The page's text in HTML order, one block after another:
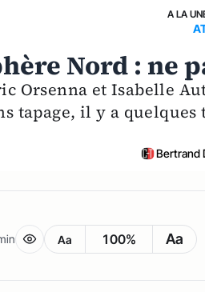
A LA
Nord : ne
Orsenna et Isabelle
tapage, il y a
Bertrand
Aa 100% Aa